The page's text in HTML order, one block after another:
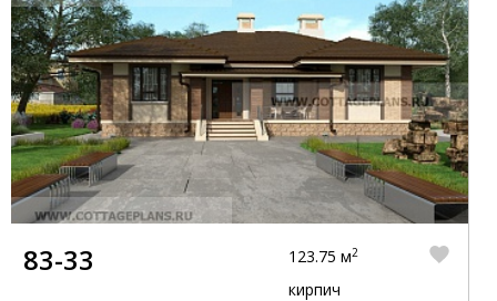
83-33
123.75 м2
кирпич